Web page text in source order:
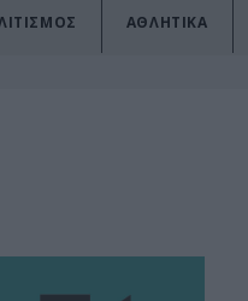
ΑΘΛΗΤΙΚΑ